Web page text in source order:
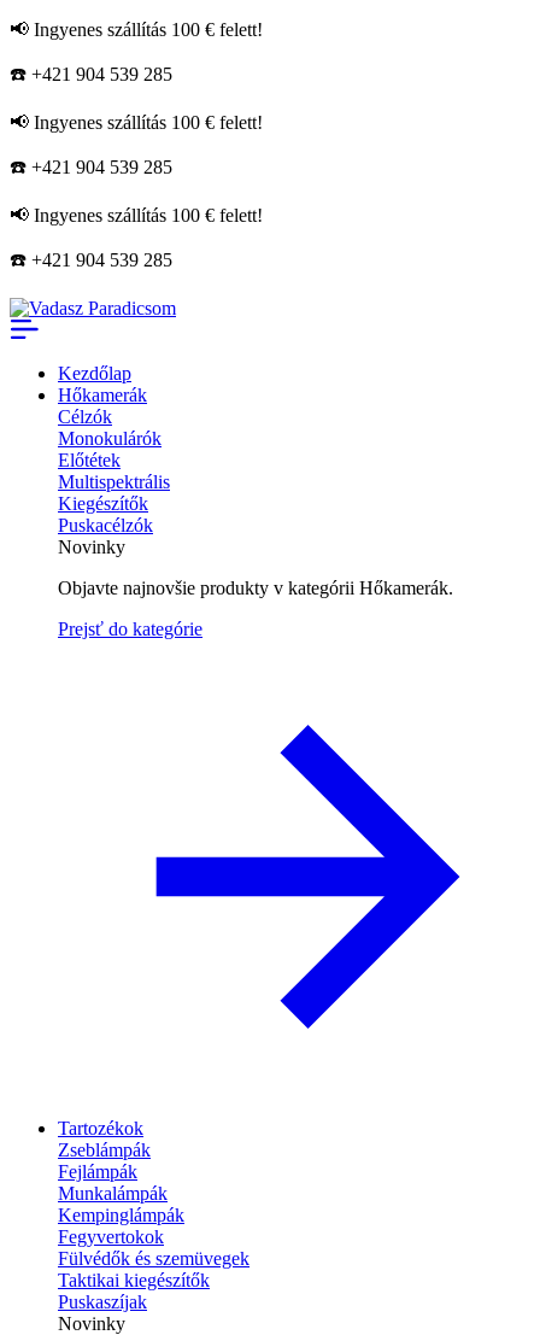
📢 Ingyenes szállítás 100 € felett!
☎️ +421 904 539 285
📢 Ingyenes szállítás 100 € felett!
☎️ +421 904 539 285
📢 Ingyenes szállítás 100 € felett!
☎️ +421 904 539 285
Kezdőlap
Hőkamerák
Célzók
Monokulárók
Előtétek
Multispektrális
Kiegészítők
Puskacélzók
Novinky
Objavte najnovšie produkty v kategórii Hőkamerák.
Prejsť do kategórie
Tartozékok
Zseblámpák
Fejlámpák
Munkalámpák
Kempinglámpák
Fegyvertokok
Fülvédők és szemüvegek
Taktikai kiegészítők
Puskaszíjak
Novinky